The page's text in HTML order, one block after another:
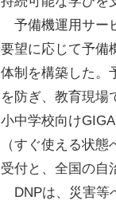
予備機運用サー
要望に応じて予備
体制を構築した。
を防ぎ、教育現場
小中学校向け
（すぐ使える状
受付と、全国の自
DNPは、災害等